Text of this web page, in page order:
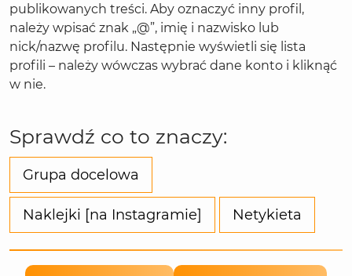
publikowanych treści. Aby oznaczyć inny profil,
należy wpisać znak „@”, imię i nazwisko lub
nick/nazwę profilu. Następnie wyświetli się lista
profili – należy wówczas wybrać dane konto i kliknąć
w nie.
Sprawdź co to znaczy:
Grupa docelowa
Naklejki [na Instagramie] Netykieta